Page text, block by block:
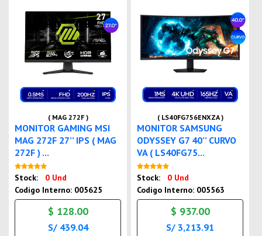
( MAG 272F )
MONITOR GAMING MSI
MAG 272F 27’’ IPS ( MAG
272F ) ...
Stock:
0 Und
Codigo Interno: 005625
$ 128.00
S/ 439.04
( LS40FG756ENXZA )
MONITOR SAMSUNG
ODYSSEY G7 40’’ CURVO
VA ( LS40FG75...
Stock:
0 Und
Codigo Interno: 005563
$ 937.00
S/ 3,213.91